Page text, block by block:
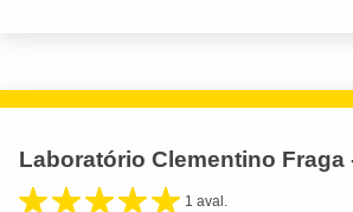
Laboratório Clementino Fraga
1 aval.